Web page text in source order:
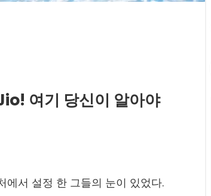
여기 당신이 알아야
서 설정 한 그들의 눈이 있었다.